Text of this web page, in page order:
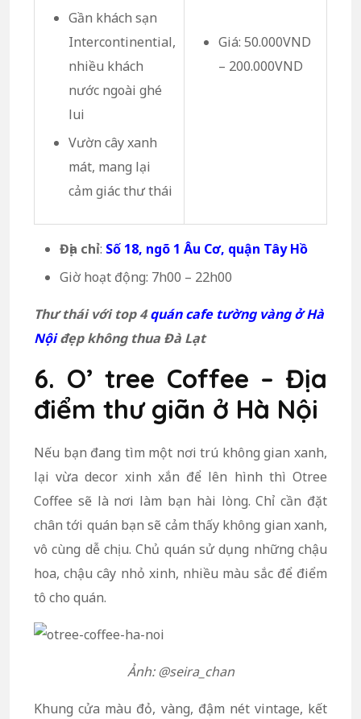
Gần khách sạn
Intercontinential,
nhiều khách
nước ngoài ghé
lui
Vườn cây xanh
mát, mang lại
cảm giác thư thái
Giá: 50.000VND
– 200.000VND
Địa chỉ: Số 18, ngõ 1 Âu Cơ, quận Tây Hồ
Giờ hoạt động: 7h00 – 22h00
Thư thái với top 4quán cafe tường vàng ở Hà
Nộiđẹp không thua Đà Lạt
6. O’ tree Coffee – Địa
điểm thư giãn ở Hà Nội
Nếu bạn đang tìm một nơi trú không gian xanh,
lại vừa decor xinh xắn để lên hình thì Otree
Coffee sẽ là nơi làm bạn hài lòng. Chỉ cần đặt
chân tới quán bạn sẽ cảm thấy không gian xanh,
vô cùng dễ chịu. Chủ quán sử dụng những chậu
hoa, chậu cây nhỏ xinh, nhiều màu sắc để điểm
tô cho quán.
Ảnh: @seira_chan
Khung cửa màu đỏ, vàng, đậm nét vintage, kết